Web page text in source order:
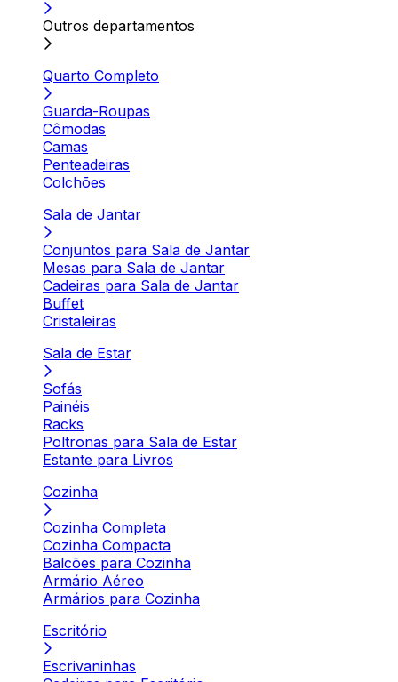
Outros departamentos
Quarto Completo
Guarda-Roupas
Cômodas
Camas
Penteadeiras
Colchões
Sala de Jantar
Conjuntos para Sala de Jantar
Mesas para Sala de Jantar
Cadeiras para Sala de Jantar
Buffet
Cristaleiras
Sala de Estar
Sofás
Painéis
Racks
Poltronas para Sala de Estar
Estante para Livros
Cozinha
Cozinha Completa
Cozinha Compacta
Balcões para Cozinha
Armário Aéreo
Armários para Cozinha
Escritório
Escrivaninhas